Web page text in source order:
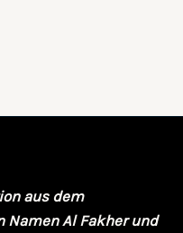
aus dem
NamenAl Fakherund